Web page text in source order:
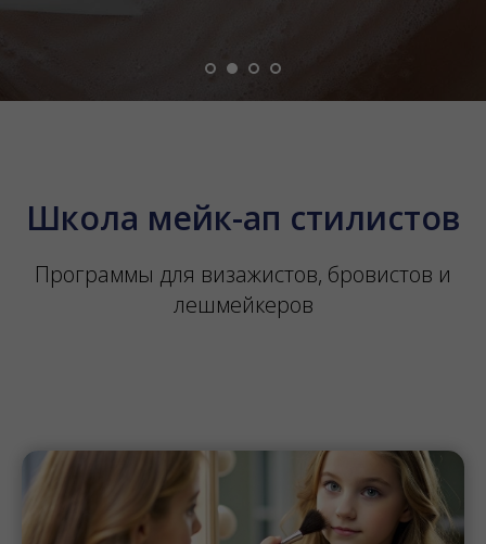
Школа мейк-ап стилистов
Программы для визажистов, бровистов и
лешмейкеров